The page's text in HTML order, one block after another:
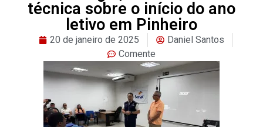
técnica sobre o início do ano
letivo em Pinheiro
20 de janeiro de 2025
Daniel Santos
Comente